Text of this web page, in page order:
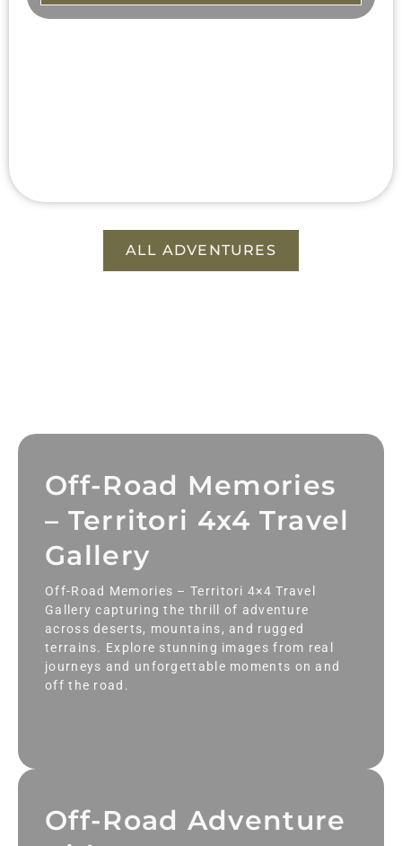
ALL ADVENTURES
Off-Road Memories
– Territori 4x4 Travel
Gallery
Off-Road Memories – Territori 4×4 Travel
Gallery capturing the thrill of adventure
across deserts, mountains, and rugged
terrains. Explore stunning images from real
journeys and unforgettable moments on and
off the road.
Off-Road Adventure